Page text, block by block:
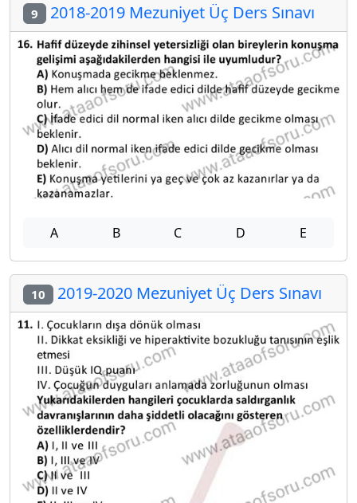
9 2018-2019 Mezuniyet Üç Ders Sınavı
A B C D E
10 2019-2020 Mezuniyet Üç Ders Sınavı